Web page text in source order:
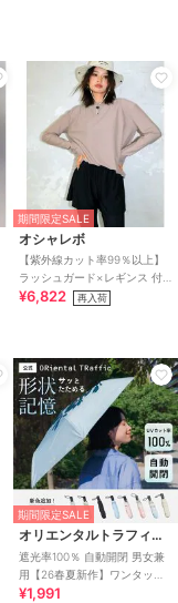
期間限定SALE
オシャレボ
【紫外線カット率99％以上】
ラッシュガード×レギンス 付
き タンキニ
¥6,822 再入荷
期間限定SALE
オリエンタルトラフィック
遮光率100％ 自動開閉 男女兼
用【26春夏新作】ワンタッチ
晴雨兼用 折りたたみ傘 /G-
¥1,991